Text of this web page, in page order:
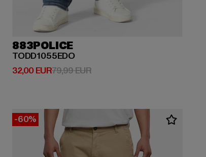
883POLICE
TODD1055EDO
32,00 EUR
Derzeitiger Preis: 32,00 EUR
79,99 EURAktionspreis: 79,99 EUR
-60%